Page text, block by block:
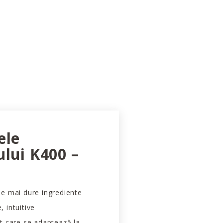
K400 –
mai dure ingrediente
intuitive